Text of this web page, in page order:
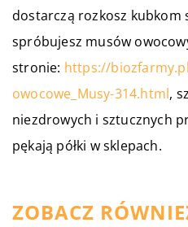
dostarczą rozkosz kubkom
spróbujesz musów
stronie: https://
owocowe_Musy-314.html,
niezdrowych i sztucznych
pękają półki w sklepach.
ZOBACZ